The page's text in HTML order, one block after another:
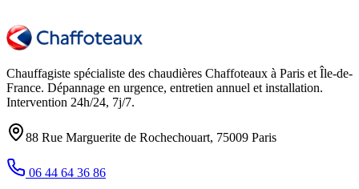
Chauffagiste spécialiste des chaudières Chaffoteaux à Paris et Île-de-
France. Dépannage en urgence, entretien annuel et installation.
Intervention 24h/24, 7j/7.
88 Rue Marguerite de Rochechouart, 75009 Paris
06 44 64 36 86